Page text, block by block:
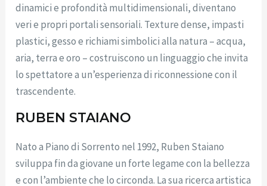
dinamici e profondità multidimensionali, diventano
veri e propri portali sensoriali. Texture dense, impasti
plastici, gesso e richiami simbolici alla natura – acqua,
aria, terra e oro – costruiscono un linguaggio che invita
lo spettatore a un’esperienza di riconnessione con il
trascendente.
RUBEN STAIANO
Nato a Piano di Sorrento nel 1992, Ruben Staiano
sviluppa fin da giovane un forte legame con la bellezza
e con l’ambiente che lo circonda. La sua ricerca artistica